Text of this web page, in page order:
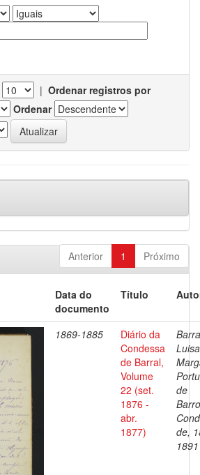
| Ordenar registros por
Ordenar
Anterior 1 Próximo
Data do
documento
Título
1869-1885
Diário da
Condessa
de Barral,
Volume
22 (set.
1876 -
abr.
1877)
Luisa
de
de,
1891